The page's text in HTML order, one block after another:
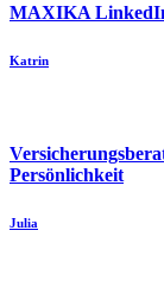
MAXIKA
Katrin
Persönlichkeit
Julia